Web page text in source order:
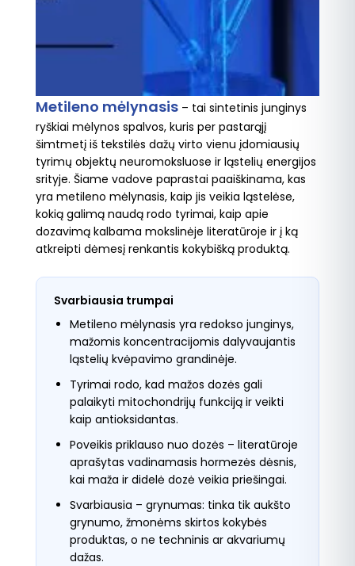
Metileno mėlynasis – tai sintetinis junginys
ryškiai mėlynos spalvos, kuris per pastarąjį
šimtmetį iš tekstilės dažų virto vienu įdomiausių
tyrimų objektų neuromoksluose ir ląstelių energijos
srityje. Šiame vadove paprastai paaiškinama, kas
yra metileno mėlynasis, kaip jis veikia ląstelėse,
kokią galimą naudą rodo tyrimai, kaip apie
dozavimą kalbama mokslinėje literatūroje ir į ką
atkreipti dėmesį renkantis kokybišką produktą.
Svarbiausia trumpai
Metileno mėlynasis yra redokso junginys,
mažomis koncentracijomis dalyvaujantis
ląstelių kvėpavimo grandinėje.
Tyrimai rodo, kad mažos dozės gali
palaikyti mitochondrijų funkciją ir veikti
kaip antioksidantas.
Poveikis priklauso nuo dozės – literatūroje
aprašytas vadinamasis hormezės dėsnis,
kai maža ir didelė dozė veikia priešingai.
Svarbiausia – grynumas: tinka tik aukšto
grynumo, žmonėms skirtos kokybės
produktas, o ne techninis ar akvariumų
dažas.